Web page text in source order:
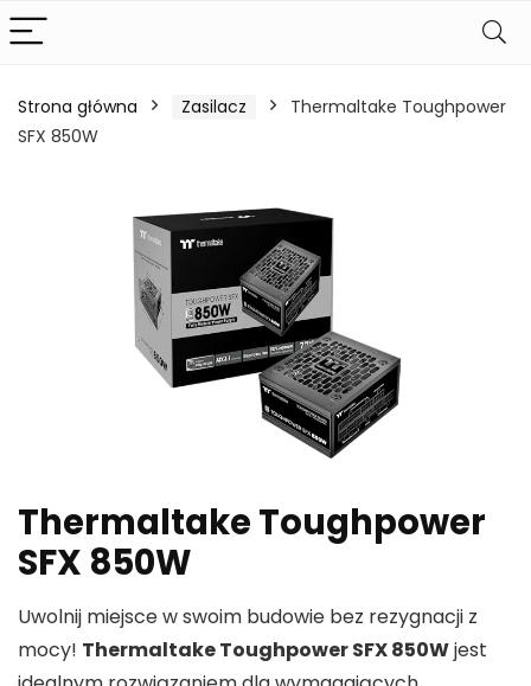
Strona główna Zasilacz
Thermaltake Toughpower
SFX 850W
Thermaltake Toughpower
SFX 850W
Uwolnij miejsce w swoim budowie bez rezygnacji z
mocy! Thermaltake Toughpower SFX 850Wjest